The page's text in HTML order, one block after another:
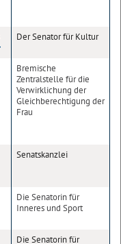
Der Senator für Kultur
Bremische
Zentralstelle für die
Verwirklichung der
Gleichberechtigung der
Frau
Senatskanzlei
Die Senatorin für
Inneres und Sport
Die Senatorin für